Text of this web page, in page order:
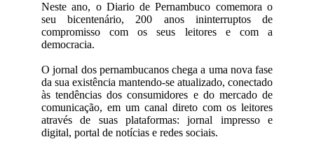
Neste ano, o Diario de Pernambuco comemora o
seu bicentenário, 200 anos ininterruptos de
compromisso com os seus leitores e com a
democracia.
O jornal dos pernambucanos chega a uma nova fase
da sua existência mantendo-se atualizado, conectado
às tendências dos consumidores e do mercado de
comunicação, em um canal direto com os leitores
através de suas plataformas: jornal impresso e
digital, portal de notícias e redes sociais.